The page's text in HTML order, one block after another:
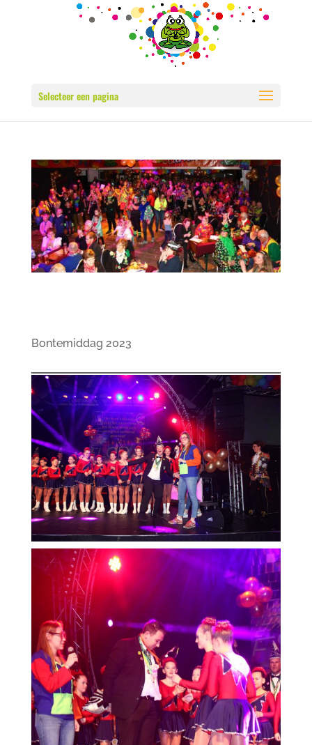
Selecteer een pagina
Bontemiddag 2023